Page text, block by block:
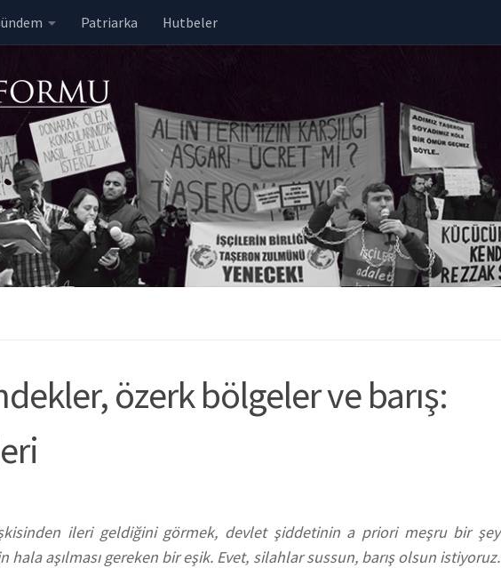
Patriarka Hutbeler
özerk bölgeler ve barış:
ileri geldiğini görmek, devlet şiddetinin a priori meşru bir şey
aşılması gereken bir eşik. Evet, silahlar sussun, barış olsun istiyoruz.